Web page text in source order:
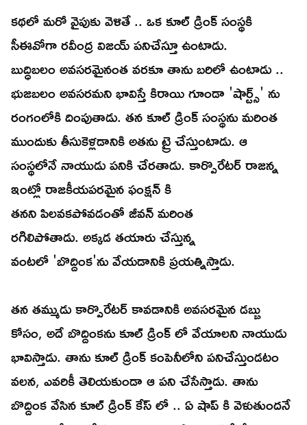
కథలో మరో వైపుకు వెళితే .. ఒక కూల్ డ్రింక్ సంస్థకి
సీఈవోగా రవీంద్ర విజయ్ పనిచేస్తూ ఉంటాడు.
బుద్ధిబలం అవసరమైనంత వరకూ తాను బరిలో ఉంటాడు ..
భుజబలం అవసరమని భావిస్తే కిరాయి గూండా 'షార్ట్స్' ను
రంగంలోకి దింపుతాడు. తన కూల్ డ్రింక్ సంస్థను మరింత
ముందుకు తీసుకెళ్లడానికి అతను ట్రై చేస్తుంటాడు. ఆ
సంస్థలోనే నాయుడు పనికి చేరతాడు. కార్పొరేటర్ రాజన్న
ఇంట్లో రాజకీయపరమైన ఫంక్షన్ కి
తనని పిలవకపోవడంతో జీవన్ మరింత
రగిలిపోతాడు. అక్కడ తయారు చేస్తున్న
వంటలో 'బొద్దింక'ను వేయడానికి ప్రయత్నిస్తాడు.
తన తమ్ముడు కార్పొరేటర్ కావడానికి అవసరమైన డబ్బు
కోసం, అదే బొద్దింకను కూల్ డ్రింక్ లో వేయాలని నాయుడు
భావిస్తాడు. తాను కూల్ డ్రింక్ కంపెనీలోని పనిచేస్తుండటం
వలన, ఎవరికీ తెలియకుండా ఆ పని చేసేస్తాడు. తాను
బొద్దింక వేసిన కూల్ డ్రింక్ కేస్ లో .. ఏ షాప్ కి వెళుతుందనే